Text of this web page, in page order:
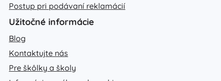
Postup pri podávaní reklamácií
Užitočné informácie
Blog
Kontaktujte nás
Pre škôlky a školy